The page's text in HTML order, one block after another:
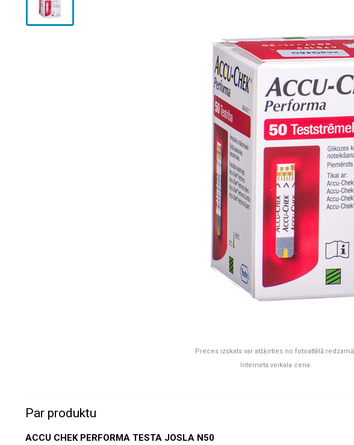
Preces izskats var atšķirties no fotoattēlā redzamā.
Interneta veikala cena
Par produktu
ACCU CHEK PERFORMA TESTA JOSLA N50